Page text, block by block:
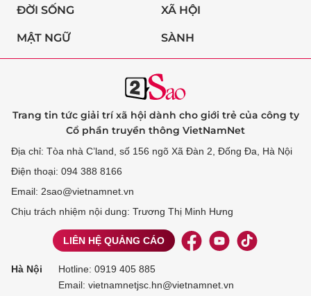
ĐỜI SỐNG XÃ HỘI
MẬT NGỮ SÀNH
Trang tin tức giải trí xã hội dành cho giới trẻ của công ty
Cổ phần truyền thông VietNamNet
Địa chỉ: Tòa nhà C’land, số 156 ngõ Xã Đàn 2, Đống Đa, Hà Nội
Điện thoại: 094 388 8166
Email: 2sao@vietnamnet.vn
Chịu trách nhiệm nội dung: Trương Thị Minh Hưng
LIÊN HỆ QUẢNG CÁO
Hà Nội Hotline: 0919 405 885
Email: vietnamnetjsc.hn@vietnamnet.vn